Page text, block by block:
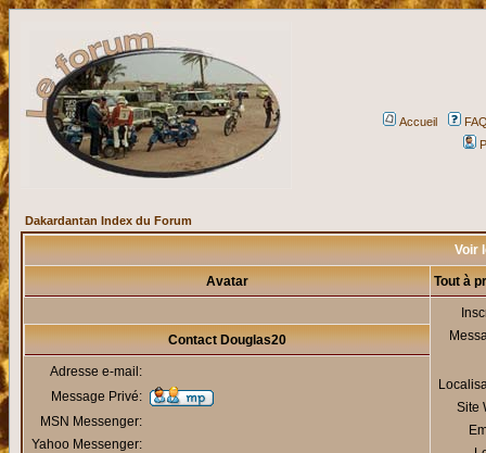
Accueil
Dakardantan Index du Forum
Voir
Avatar Tout à
Site
Contact Douglas20
Adresse e-mail:
Message Privé:
MSN Messenger:
Yahoo Messenger: